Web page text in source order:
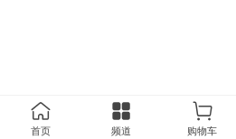
首页 频道 购物车